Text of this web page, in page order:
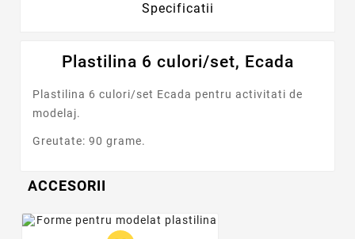
Specificatii
Plastilina 6 culori/set, Ecada
Plastilina 6 culori/set Ecada pentru activitati de
modelaj.
Greutate: 90 grame.
ACCESORII